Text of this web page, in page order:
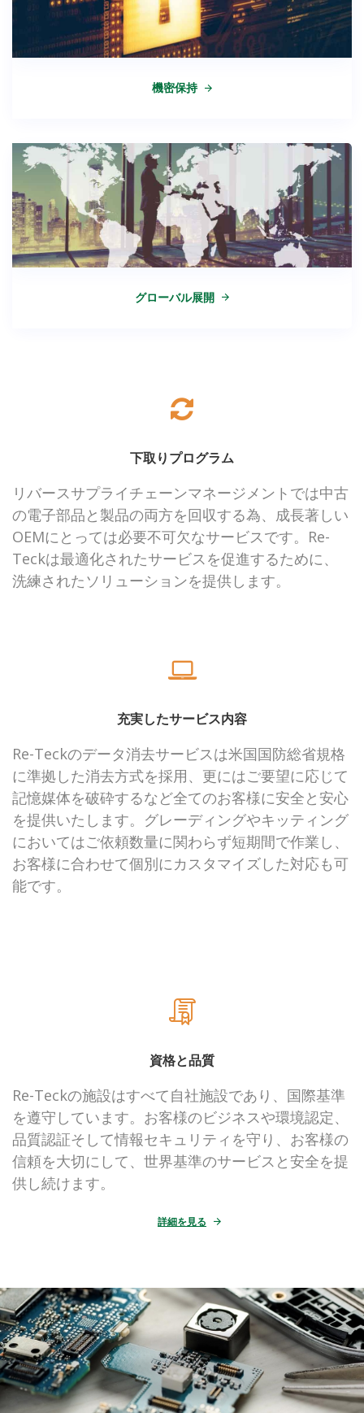
機密保持
グローバル展開
下取りプログラム
リバースサプライチェーンマネージメントでは中古
の電子部品と製品の両方を回収する為、成長著しい
OEMにとっては必要不可欠なサービスです。Re-
Teckは最適化されたサービスを促進するために、
洗練されたソリューションを提供します。
充実したサービス内容
Re-Teckのデータ消去サービスは米国国防総省規格
に準拠した消去方式を採用、更にはご要望に応じて
記憶媒体を破砕するなど全てのお客様に安全と安心
を提供いたします。グレーディングやキッティング
においてはご依頼数量に関わらず短期間で作業し、
お客様に合わせて個別にカスタマイズした対応も可
能です。
資格と品質
Re-Teckの施設はすべて自社施設であり、国際基準
を遵守しています。お客様のビジネスや環境認定、
品質認証そして情報セキュリティを守り、お客様の
信頼を大切にして、世界基準のサービスと安全を提
供し続けます。
詳細を見る